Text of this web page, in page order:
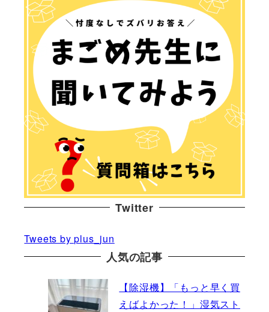
Twitter
Tweets by plus_jun
人気の記事
【除湿機】「もっと早く買
えばよかった！」湿気スト